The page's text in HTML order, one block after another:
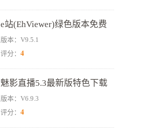
e站(EhViewer)绿色版本免费
版
版本：V9.5.1
评分： 4
魅影直播5.3最新版特色下载
版本：V6.9.3
评分： 4